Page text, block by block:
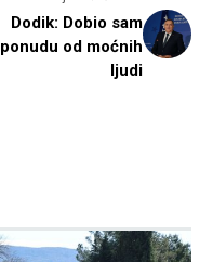
Dodik: Dobio sam
ponudu od moćnih
ljudi